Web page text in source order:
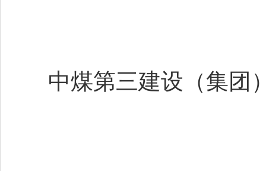
中煤第三建设（集团